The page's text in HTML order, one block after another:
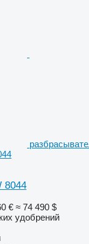
8044
€ ≈ 74 490 $
удобрений